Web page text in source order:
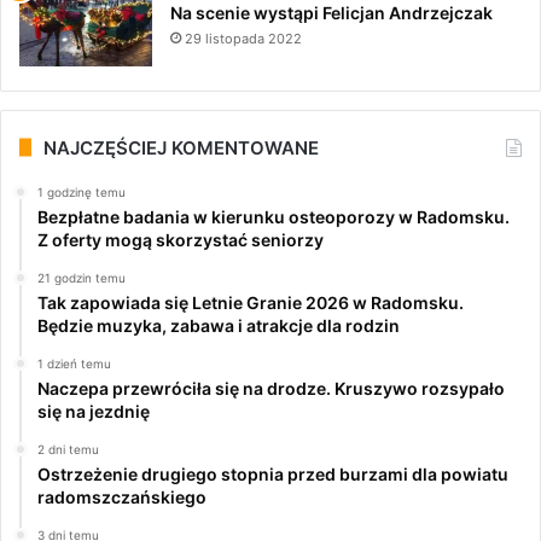
Na scenie wystąpi Felicjan Andrzejczak
29 listopada 2022
NAJCZĘŚCIEJ KOMENTOWANE
1 godzinę temu
Bezpłatne badania w kierunku osteoporozy w Radomsku.
Z oferty mogą skorzystać seniorzy
21 godzin temu
Tak zapowiada się Letnie Granie 2026 w Radomsku.
Będzie muzyka, zabawa i atrakcje dla rodzin
1 dzień temu
Naczepa przewróciła się na drodze. Kruszywo rozsypało
się na jezdnię
2 dni temu
Ostrzeżenie drugiego stopnia przed burzami dla powiatu
radomszczańskiego
3 dni temu